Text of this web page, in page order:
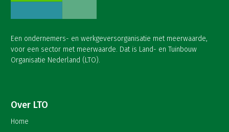
Een ondernemers- en werkgeversorganisatie met meerwaarde,
voor een sector met meerwaarde. Dat is Land- en Tuinbouw
Organisatie Nederland (LTO).
Over LTO
Home